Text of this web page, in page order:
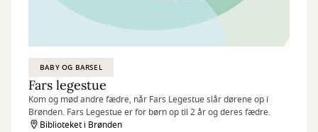
BABY OG BARSEL
Fars legestue
Kom og mød andre fædre, når Fars Legestue slår dørene op i
Brønden. Fars Legestue er for børn op til 2 år og deres fædre.
Biblioteket i Brønden